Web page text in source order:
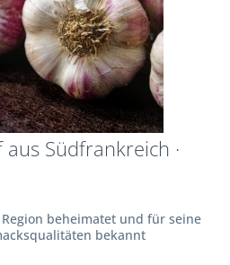
Südfrankreich ·
beheimatet und für seine
bekannt